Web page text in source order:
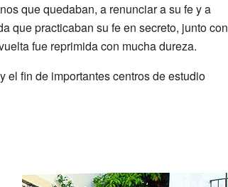
que quedaban, a renunciar a su fe y a
que practicaban su fe en secreto, junto con
fue reprimida con mucha dureza.
el fin de importantes centros de estudio